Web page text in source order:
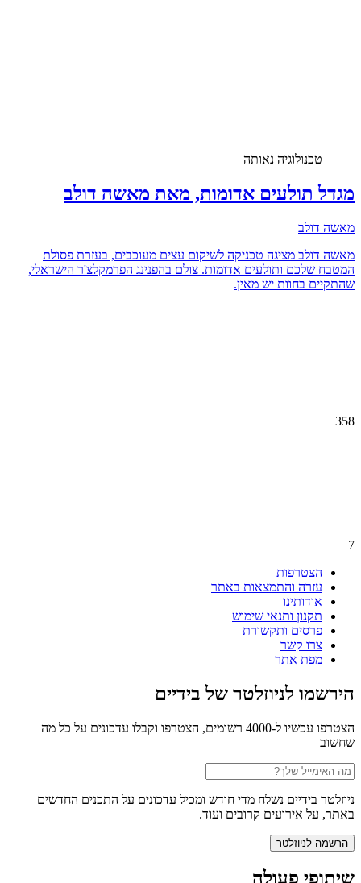
טכנולוגיה נאותה
מגדל תולעים אדומות, מאת מאשה דולב
מאשה דולב
מאשה דולב מציגה טכניקה לשיקום עצים מעוכבים, בעזרת פסולת
המטבח שלכם ותולעים אדומות. צולם בהפנינג הפרמקלצ'ר הישראלי,
שהתקיים בחוות יש מאין.
358
7
הצטרפות
עזרה והתמצאות באתר
אודותינו
תקנון ותנאי שימוש
פרסים ותקשורת
צרו קשר
מפת אתר
הירשמו לניוזלטר של בידיים
הצטרפו עכשיו ל-4000 רשומים, הצטרפו וקבלו עדכונים על כל מה
שחשוב
ניוזלטר בידיים נשלח מדי חודש ומכיל עדכונים על התכנים החדשים
באתר, על אירועים קרובים ועוד.
שיתופי פעולה